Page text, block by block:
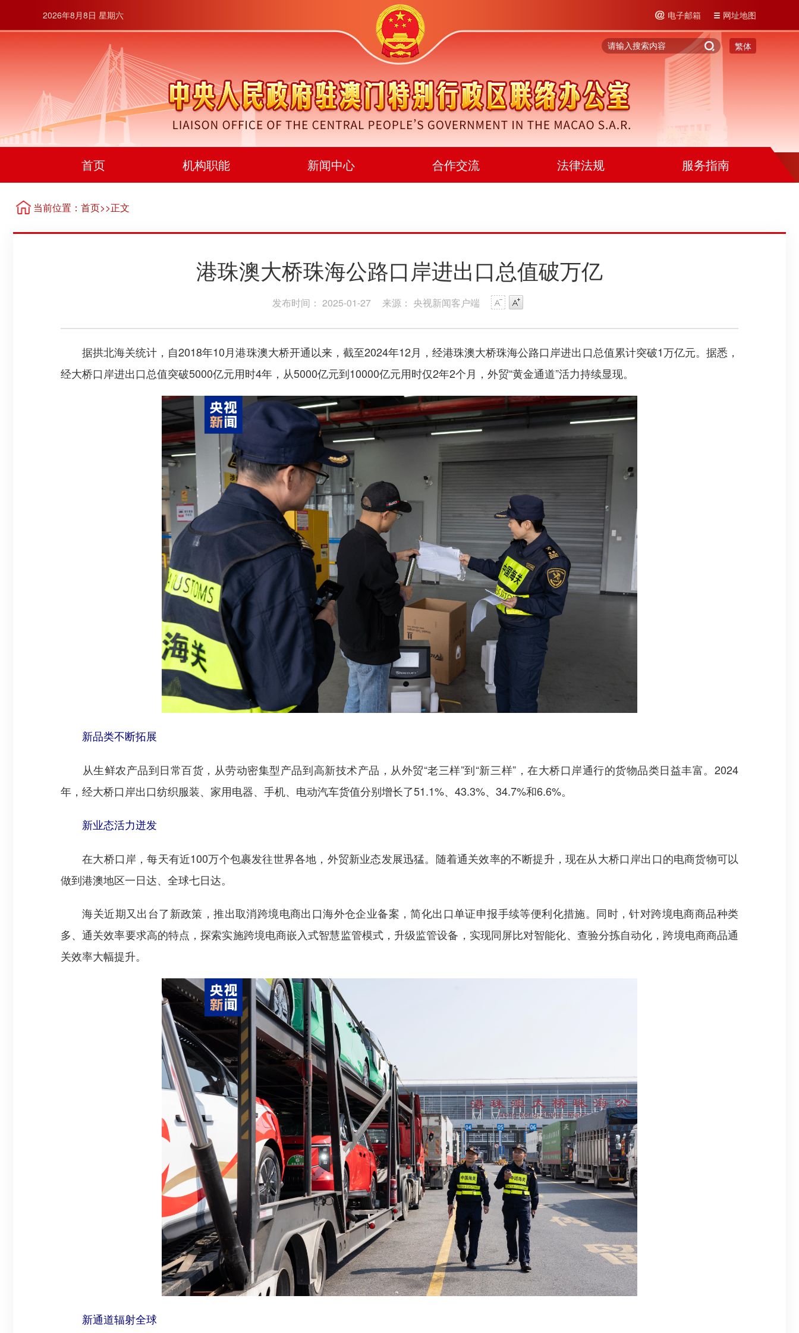
2026年8月8日 星期六 电子邮箱 网址地图
繁体
首页 机构职能 新闻中心 合作交流 法律法规 服务指南
当前位置： 首页>>正文
港珠澳大桥珠海公路口岸进出口总值破万亿
发布时间： 2025-01-27 来源： 央视新闻客户端
据拱北海关统计，自2018年10月港珠澳大桥开通以来，截至2024年12月，经港珠澳大桥珠海公路口岸进出口总值累计突破1万亿元。据悉，
经大桥口岸进出口总值突破5000亿元用时4年，从5000亿元到10000亿元用时仅2年2个月，外贸“黄金通道”活力持续显现。
新品类不断拓展
从生鲜农产品到日常百货，从劳动密集型产品到高新技术产品，从外贸“老三样”到“新三样”，在大桥口岸通行的货物品类日益丰富。2024
年，经大桥口岸出口纺织服装、家用电器、手机、电动汽车货值分别增长了51.1%、43.3%、34.7%和6.6%。
新业态活力迸发
在大桥口岸，每天有近100万个包裹发往世界各地，外贸新业态发展迅猛。随着通关效率的不断提升，现在从大桥口岸出口的电商货物可以
做到港澳地区一日达、全球七日达。
海关近期又出台了新政策，推出取消跨境电商出口海外仓企业备案，简化出口单证申报手续等便利化措施。同时，针对跨境电商商品种类
多、通关效率要求高的特点，探索实施跨境电商嵌入式智慧监管模式，升级监管设备，实现同屏比对智能化、查验分拣自动化，跨境电商商品通
关效率大幅提升。
新通道辐射全球